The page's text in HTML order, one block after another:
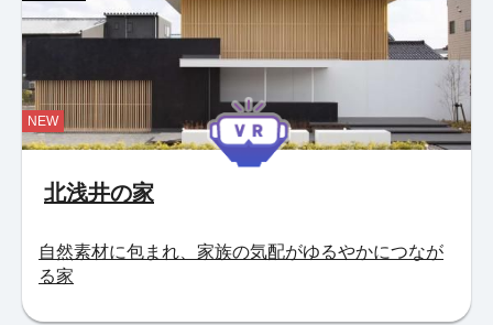
北浅井の家
自然素材に包まれ、家族の気配がゆるやかにつなが
る家
NEW